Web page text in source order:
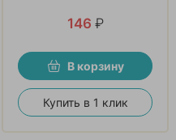
146 ₽
В корзину
Купить в 1 клик